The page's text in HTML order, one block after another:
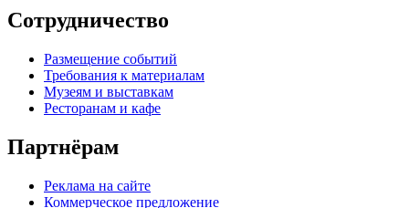
Сотрудничество
Размещение событий
Требования к материалам
Музеям и выставкам
Ресторанам и кафе
Партнёрам
Реклама на сайте
Коммерческое предложение